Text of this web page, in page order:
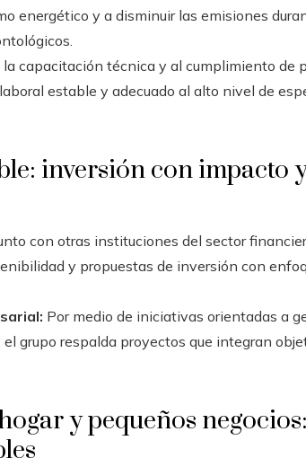
energético y a disminuir las emisiones
la capacitación técnica y al cumplimiento de
estable y adecuado al alto nivel de
inversión con impacto
con otras instituciones del sector
y propuestas de inversión con
Por medio de iniciativas orientadas a
grupo respalda proyectos que integran
y pequeños negocios: